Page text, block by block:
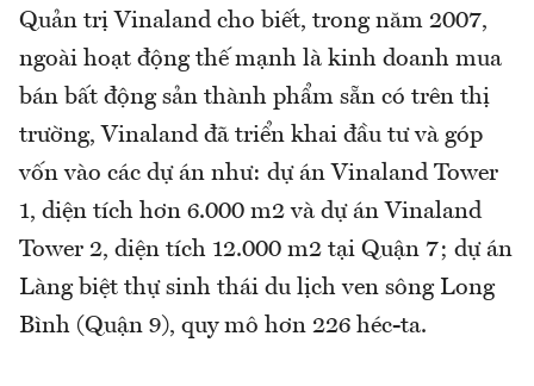
Quản trị Vinaland cho biết, trong năm 2007,
ngoài hoạt động thế mạnh là kinh doanh mua
bán bất động sản thành phẩm sẵn có trên thị
trường, Vinaland đã triển khai đầu tư và góp
vốn vào các dự án như: dự án Vinaland Tower
1, diện tích hơn 6.000 m2 và dự án Vinaland
Tower 2, diện tích 12.000 m2 tại Quận 7; dự án
Làng biệt thự sinh thái du lịch ven sông Long
Bình (Quận 9), quy mô hơn 226 héc-ta.